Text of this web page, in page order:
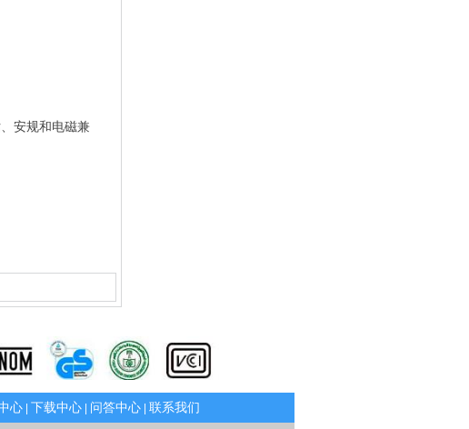
安规和电磁兼
心| 下载中心| 问答中心| 联系我们